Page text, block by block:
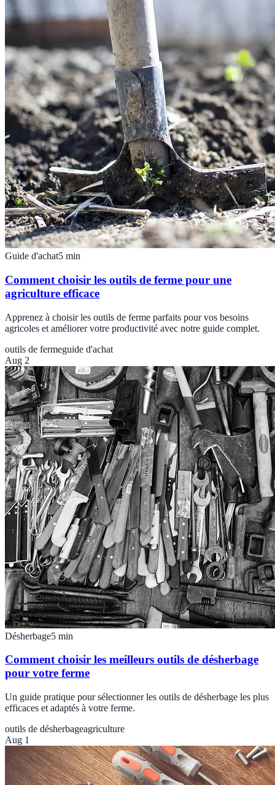
Guide d'achat5 min
Comment choisir les outils de ferme pour une
agriculture efficace
Apprenez à choisir les outils de ferme parfaits pour vos besoins
agricoles et améliorer votre productivité avec notre guide complet.
outils de fermeguide d'achat
Aug 2
Désherbage5 min
Comment choisir les meilleurs outils de désherbage
pour votre ferme
Un guide pratique pour sélectionner les outils de désherbage les plus
efficaces et adaptés à votre ferme.
outils de désherbageagriculture
Aug 1